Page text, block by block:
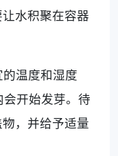
水积聚在容器
温度和湿度
开始发芽。待
，并给予适量